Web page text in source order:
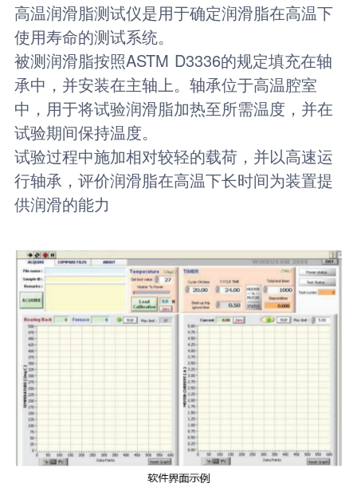
高温润滑脂测试仪是用于确定润滑脂在高温下
使用寿命的测试系统。
被测润滑脂按照ASTM D3336的规定填充在轴
承中，并安装在主轴上。轴承位于高温腔室
中，用于将试验润滑脂加热至所需温度，并在
试验期间保持温度。
试验过程中施加相对较轻的载荷，并以高速运
行轴承，评价润滑脂在高温下长时间为装置提
供润滑的能力